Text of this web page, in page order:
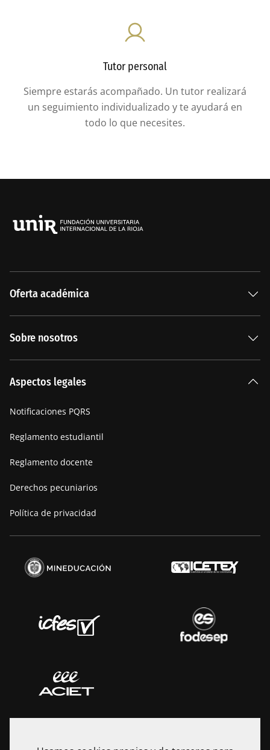
Tutor personal
Siempre estarás acompañado. Un tutor realizará
un seguimiento individualizado y te ayudará en
todo lo que necesites.
Oferta académica
Sobre nosotros
Manifiesto
Aspectos legales
Notificaciones PQRS
Reglamento estudiantil
Reglamento docente
Derechos pecuniarios
Política de privacidad